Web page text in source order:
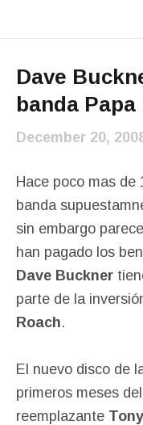
Dave
banda Papa
December 20,
Hace poco mas de
banda
sin embargo
han pagado los
Dave Buckner
parte de la
Roach.
El nuevo disco de
primeros meses
reemplazante